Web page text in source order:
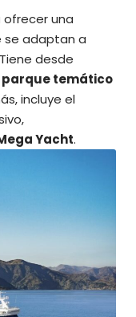
una
se adaptan a
desde
parque temático
incluye el
Yacht.